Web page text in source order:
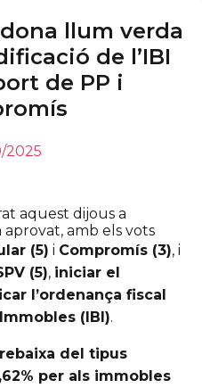
dona llum verda
de l’IBI
de PP i
2025
aquest dijous a
aprovat, amb els vots
(5) i Compromís (3), i
(5), iniciar el
l’ordenança fiscal
(IBI).
rebaixa del tipus
per als immobles